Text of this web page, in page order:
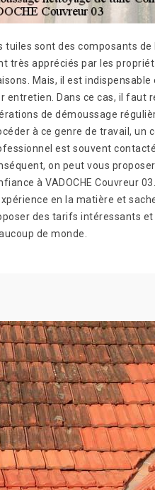
tuiles sont des composants
très appréciés par les
Mais, il est indispensable
entretien. Dans ce cas, il faut
de démoussage
à ce genre de travail, un
est souvent
on peut vous
à VADOCHE Couvreur
en la matière et
des tarifs intéressants et
de monde.